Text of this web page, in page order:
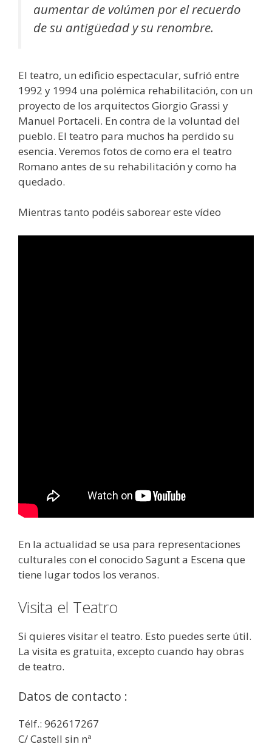
aumentar de volúmen por el recuerdo
de su antigüedad y su renombre.
El teatro, un edificio espectacular, sufrió entre
1992 y 1994 una polémica rehabilitación, con un
proyecto de los arquitectos Giorgio Grassi y
Manuel Portaceli. En contra de la voluntad del
pueblo. El teatro para muchos ha perdido su
esencia. Veremos fotos de como era el teatro
Romano antes de su rehabilitación y como ha
quedado.
Mientras tanto podéis saborear este vídeo
En la actualidad se usa para representaciones
culturales con el conocido Sagunt a Escena que
tiene lugar todos los veranos.
Visita el Teatro
Si quieres visitar el teatro. Esto puedes serte útil.
La visita es gratuita, excepto cuando hay obras
de teatro.
Datos de contacto :
Télf.: 962617267
C/ Castell sin nª